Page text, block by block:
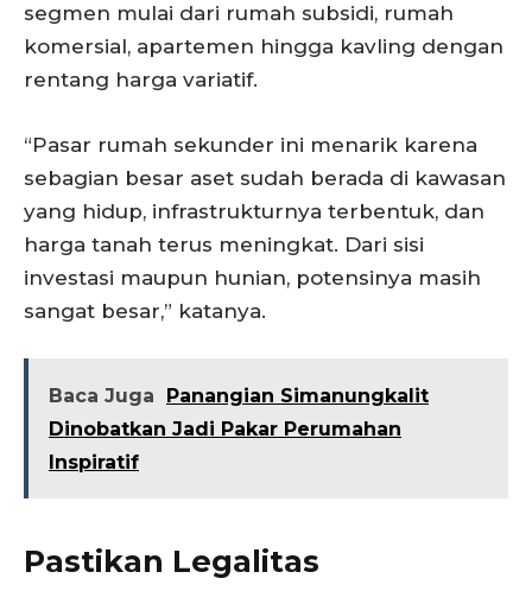
segmen mulai dari rumah subsidi, rumah
komersial, apartemen hingga kavling dengan
rentang harga variatif.
“Pasar rumah sekunder ini menarik karena
sebagian besar aset sudah berada di kawasan
yang hidup, infrastrukturnya terbentuk, dan
harga tanah terus meningkat. Dari sisi
investasi maupun hunian, potensinya masih
sangat besar,” katanya.
Baca Juga
Panangian Simanungkalit
Dinobatkan Jadi Pakar Perumahan
Inspiratif
Pastikan Legalitas